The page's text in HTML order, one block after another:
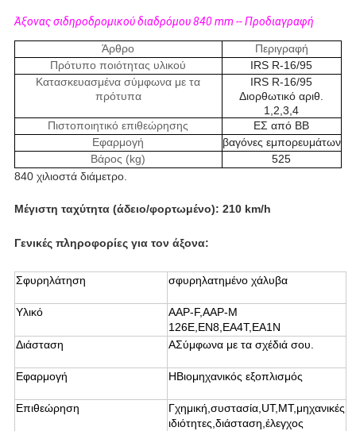
Άξονας σιδηροδρομικού διαδρόμου 840 mm -- Προδιαγραφή
Άρθρο
Περιγραφή
Πρότυπο ποιότητας υλικού
IRS R-16/95
Κατασκευασμένα σύμφωνα με τα
πρότυπα
IRS R-16/95
Διορθωτικό αριθ.
1,2,3,4
Πιστοποιητικό επιθεώρησης
ΕΣ από ΒΒ
Εφαρμογή
βαγόνες εμπορευμάτων
Βάρος (kg)
525
840 χιλιοστά διάμετρο.
Μέγιστη ταχύτητα (άδειο/φορτωμένο): 210 km/h
Γενικές πληροφορίες για τον άξονα:
Σφυρηλάτηση σφυρηλατημένο χάλυβα
Υλικό
ΑΑΡ-F,ΑΑΡ-M
126E,EN8,EA4T,EA1N
Διάσταση
ΑΣύμφωνα με τα σχέδιά σου.
Εφαρμογή HΒιομηχανικός εξοπλισμός
Επιθεώρηση Γχημική,συστασία,UT,MT,μηχανικές
ιδιότητες,διάσταση,έλεγχος